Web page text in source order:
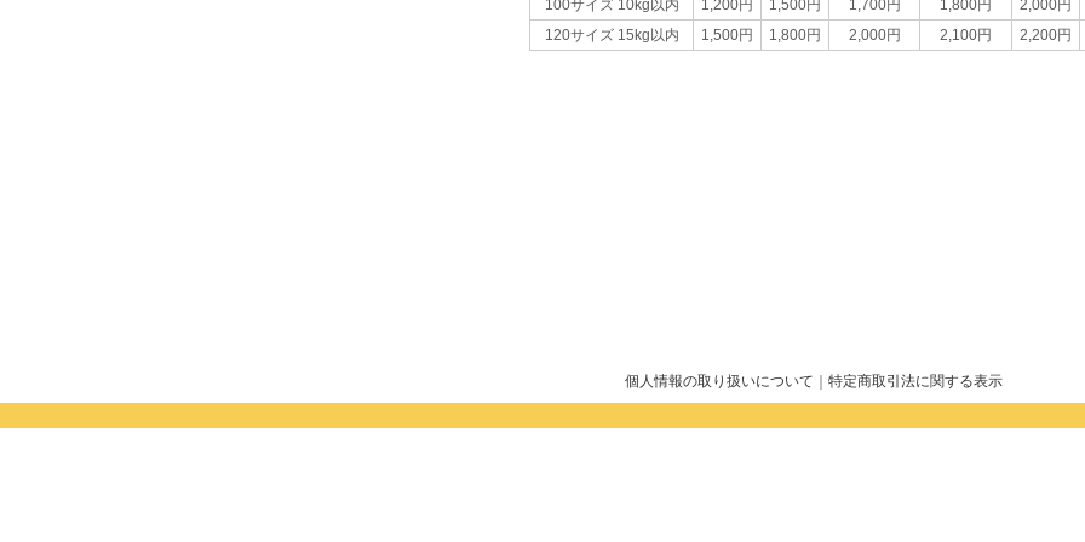
100サイズ 10kg以内
1,200円 1,500円 1,700円 1,800円 2,000円
120サイズ 15kg以内
1,500円 1,800円 2,000円 2,100円 2,200円
個人情報の取り扱いについて 特定商取引法に関する表示